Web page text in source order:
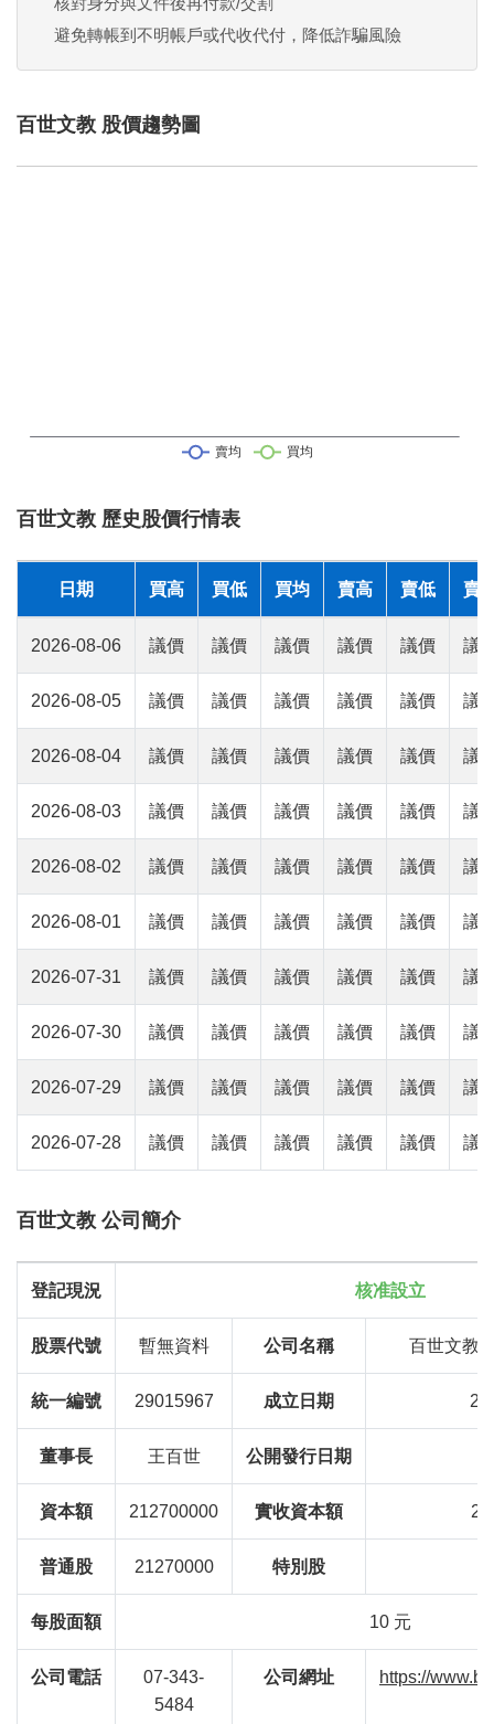
避免轉帳到不明帳戶或代收代付，降低詐騙風險
百世文教 股價趨勢圖
百世文教 歷史股價行情表
日期 買高 買低 買均 賣高 賣低 賣
2026-08-06 議價 議價 議價 議價 議價 議
2026-08-05 議價 議價 議價 議價 議價 議
2026-08-04 議價 議價 議價 議價 議價 議
2026-08-03 議價 議價 議價 議價 議價 議
2026-08-02 議價 議價 議價 議價 議價 議
2026-08-01 議價 議價 議價 議價 議價 議
2026-07-31 議價 議價 議價 議價 議價 議
2026-07-30 議價 議價 議價 議價 議價 議
2026-07-29 議價 議價 議價 議價 議價 議
2026-07-28 議價 議價 議價 議價 議價 議
百世文教 公司簡介
登記現況 核准設立
股票代號 暫無資料 公司名稱 百世文教
統一編號 29015967 成立日期
董事長 王百世 公開發行日期
資本額 212700000 實收資本額
普通股 21270000 特別股
每股面額 10 元
公司電話
07-343-
5484
公司網址 https://